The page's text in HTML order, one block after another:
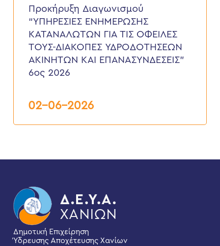
ΕΝΗΜΕΡΩΣΗΣ
ΚΑΤΑΝΑΛΩΤΩΝ
ΟΦΕΙΛΕΣ
ΤΟΥΣ-
ΔΙΑΚΟΠΕΣ
ΑΚΙΝΗΤΩΝ
2026
Προκήρυξη Διαγωνισμού
“ΥΠΗΡΕΣΙΕΣ ΕΝΗΜΕΡΩΣΗΣ
ΚΑΤΑΝΑΛΩΤΩΝ ΓΙΑ ΤΙΣ ΟΦΕΙΛΕΣ
ΤΟΥΣ-ΔΙΑΚΟΠΕΣ ΥΔΡΟΔΟΤΗΣΕΩΝ
ΑΚΙΝΗΤΩΝ ΚΑΙ ΕΠΑΝΑΣΥΝΔΕΣΕΙΣ”
6ος 2026
02-06-2026
Δημοτική Επιχείρηση
Ύδρευσης Αποχέτευσης Χανίων